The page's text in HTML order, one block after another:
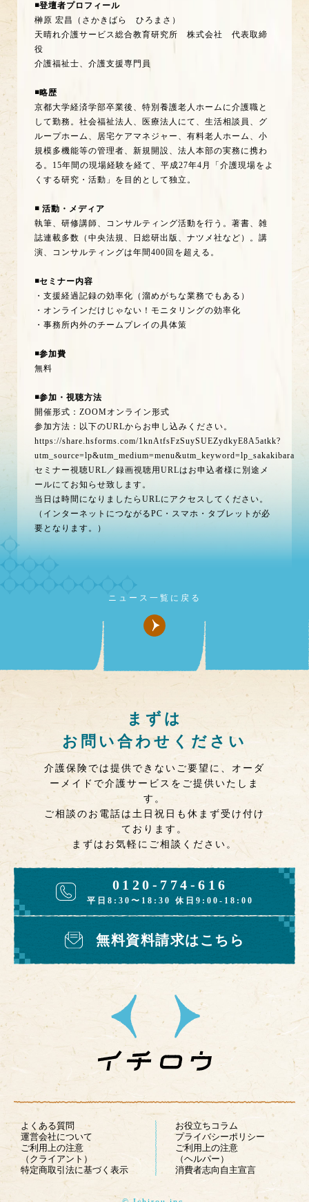
◾️登壇者プロフィール
榊原 宏昌（さかきばら ひろまさ）
天晴れ介護サービス総合教育研究所 株式会社 代表取締
役
介護福祉士、介護支援専門員
◾️略歴
京都大学経済学部卒業後、特別養護老人ホームに介護職と
して勤務。社会福祉法人、医療法人にて、生活相談員、グ
ループホーム、居宅ケアマネジャー、有料老人ホーム、小
規模多機能等の管理者、新規開設、法人本部の実務に携わ
る。15年間の現場経験を経て、平成27年4月「介護現場をよ
くする研究・活動」を目的として独立。
◾️ 活動・メディア
執筆、研修講師、コンサルティング活動を行う。著書、雑
誌連載多数（中央法規、日総研出版、ナツメ社など）。講
演、コンサルティングは年間400回を超える。
◾️セミナー内容
・支援経過記録の効率化（溜めがちな業務でもある）
・オンラインだけじゃない！モニタリングの効率化
・事務所内外のチームプレイの具体策
◾️参加費
無料
◾️参加・視聴方法
開催形式：ZOOMオンライン形式
参加方法：以下のURLからお申し込みください。
https://share.hsforms.com/1knAtfsFzSuySUEZydkyE8A5atkk?
utm_source=lp&utm_medium=menu&utm_keyword=lp_sakakibara
セミナー視聴URL／録画視聴用URLはお申込者様に別途メ
ールにてお知らせ致します。
当日は時間になりましたらURLにアクセスしてください。
（インターネットにつながるPC・スマホ・タブレットが必
要となります。）
ニュース一覧に戻る
まずは
お問い合わせください
介護保険では提供できないご要望に、オーダ
ーメイドで介護サービスをご提供いたしま
す。
ご相談のお電話は土日祝日も休まず受け付け
ております。
まずはお気軽にご相談ください。
0120-774-616
平日8:30〜18:30 休日9:00-18:00
無料資料請求はこちら
よくある質問
運営会社について
ご利用上の注意
（クライアント）
特定商取引法に基づく表示
お役立ちコラム
プライバシーポリシー
ご利用上の注意
（ヘルパー）
消費者志向自主宣言